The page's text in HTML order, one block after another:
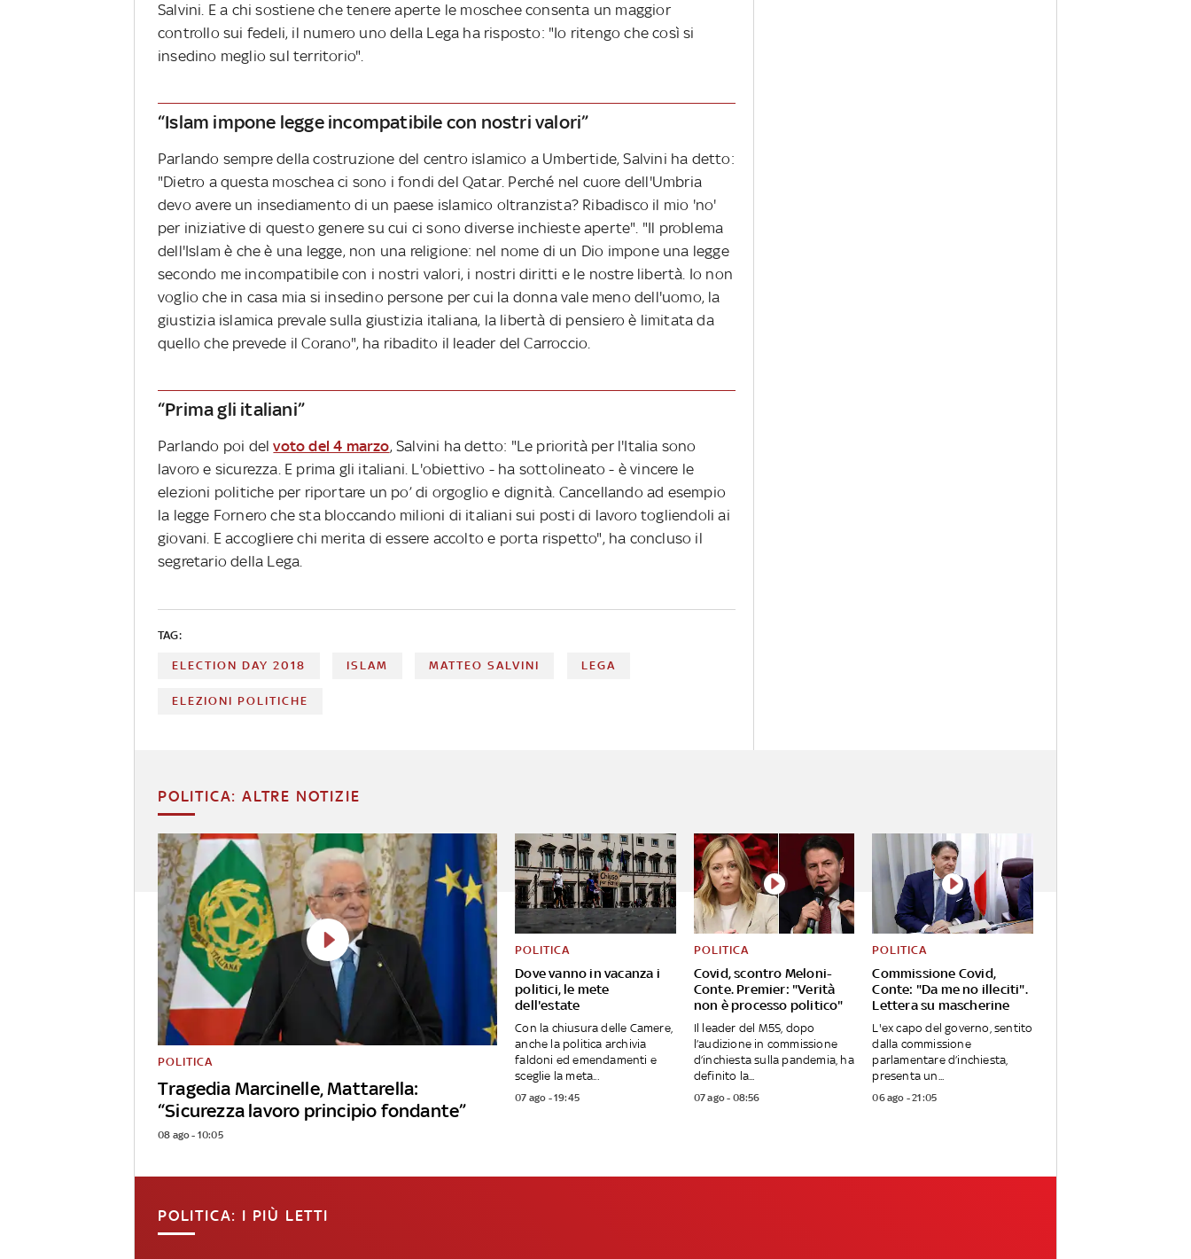
Salvini. E a chi sostiene che tenere aperte le moschee consenta un maggior
controllo sui fedeli, il numero uno della Lega ha risposto: "Io ritengo che così si
insedino meglio sul territorio".
“Islam impone legge incompatibile con nostri valori”
Parlando sempre della costruzione del centro islamico a Umbertide, Salvini ha detto:
"Dietro a questa moschea ci sono i fondi del Qatar. Perché nel cuore dell'Umbria
devo avere un insediamento di un paese islamico oltranzista? Ribadisco il mio 'no'
per iniziative di questo genere su cui ci sono diverse inchieste aperte". "Il problema
dell'Islam è che è una legge, non una religione: nel nome di un Dio impone una legge
secondo me incompatibile con i nostri valori, i nostri diritti e le nostre libertà. Io non
voglio che in casa mia si insedino persone per cui la donna vale meno dell'uomo, la
giustizia islamica prevale sulla giustizia italiana, la libertà di pensiero è limitata da
quello che prevede il Corano", ha ribadito il leader del Carroccio.
“Prima gli italiani”
Parlando poi delvoto del 4 marzo, Salvini ha detto: "Le priorità per l'Italia sono
lavoro e sicurezza. E prima gli italiani. L'obiettivo - ha sottolineato - è vincere le
elezioni politiche per riportare un po’ di orgoglio e dignità. Cancellando ad esempio
la legge Fornero che sta bloccando milioni di italiani sui posti di lavoro togliendoli ai
giovani. E accogliere chi merita di essere accolto e porta rispetto", ha concluso il
segretario della Lega.
TAG:
ELECTION DAY 2018 ISLAM MATTEO SALVINI LEGA
ELEZIONI POLITICHE
POLITICA: ALTRE NOTIZIE
Tragedia Marcinelle, Mattarella:
“Sicurezza lavoro principio fondante”
POLITICA
08 ago - 10:05
Dove vanno in vacanza i
politici, le mete
dell'estate
POLITICA
Con la chiusura delle Camere,
anche la politica archivia
faldoni ed emendamenti e
sceglie la meta...
07 ago - 19:45
Covid, scontro Meloni-
Conte. Premier: "Verità
non è processo politico"
POLITICA
Il leader del M5S, dopo
l’audizione in commissione
d’inchiesta sulla pandemia, ha
definito la...
07 ago - 08:56
Commissione Covid,
Conte: "Da me no illeciti".
Lettera su mascherine
POLITICA
L'ex capo del governo, sentito
dalla commissione
parlamentare d’inchiesta,
presenta un...
06 ago - 21:05
POLITICA: I PIÙ LETTI